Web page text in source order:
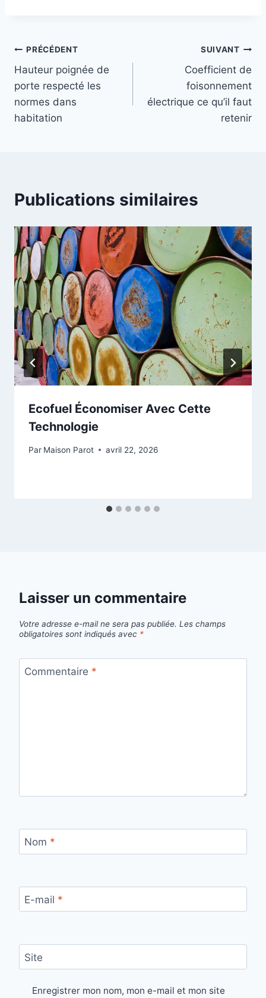
Navigation
de
l’article
PRÉCÉDENT
Hauteur poignée de
porte respecté les
normes dans
habitation
SUIVANT
Coefficient de
foisonnement
électrique ce qu’il faut
retenir
Publications similaires
Ecofuel Économiser Avec Cette
Technologie
Par Maison Parot avril 22, 2026
Laisser un commentaire
Votre adresse e-mail ne sera pas publiée. Les champs
obligatoires sont indiqués avec *
Commentaire *
Nom *
E-mail *
Site
Enregistrer mon nom, mon e-mail et mon site